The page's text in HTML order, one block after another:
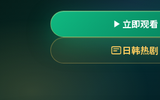
立即观看
日韩热剧